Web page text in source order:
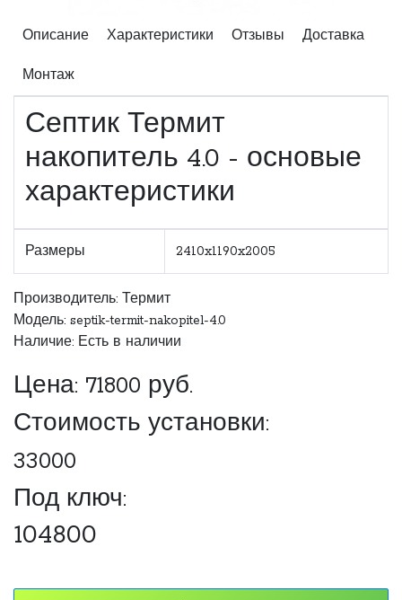
Описание Характеристики Отзывы Доставка
Монтаж
Септик Термит
накопитель 4.0 - основые
характеристики
Размеры 2410x1190x2005
Производитель: Термит
Модель: septik-termit-nakopitel-4.0
Наличие: Есть в наличии
Цена: 71800 руб.
Стоимость установки:
33000
Под ключ:
104800